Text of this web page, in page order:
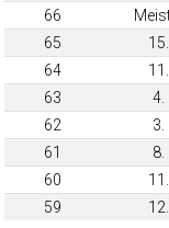
66
65
64
63
4.
62
3.
61
8.
60
59